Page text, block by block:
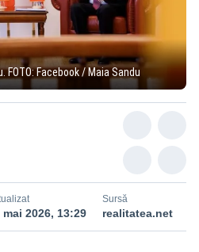
FOTO: Facebook / Maia Sandu
mai 2026, 13:29
Sursă
realitatea.net